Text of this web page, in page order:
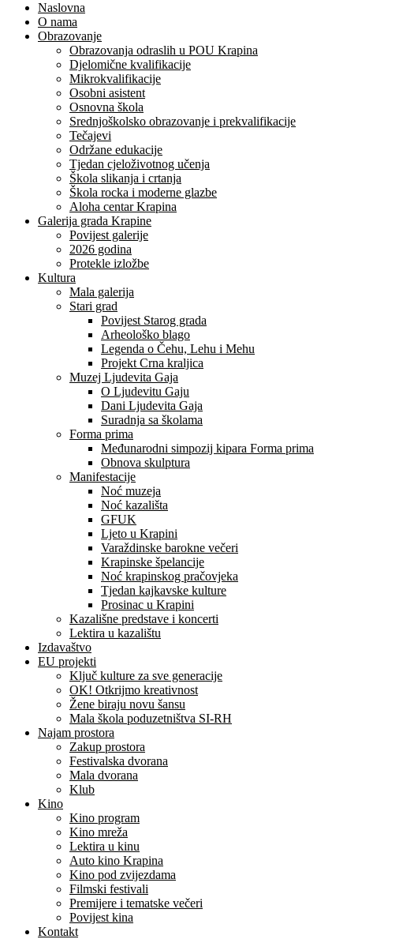
Naslovna
O nama
Obrazovanje
Obrazovanja odraslih u POU Krapina
Djelomične kvalifikacije
Mikrokvalifikacije
Osobni asistent
Osnovna škola
Srednjoškolsko obrazovanje i prekvalifikacije
Tečajevi
Održane edukacije
Tjedan cjeloživotnog učenja
Škola slikanja i crtanja
Škola rocka i moderne glazbe
Aloha centar Krapina
Galerija grada Krapine
Povijest galerije
2026 godina
Protekle izložbe
Kultura
Mala galerija
Stari grad
Povijest Starog grada
Arheološko blago
Legenda o Čehu, Lehu i Mehu
Projekt Crna kraljica
Muzej Ljudevita Gaja
O Ljudevitu Gaju
Dani Ljudevita Gaja
Suradnja sa školama
Forma prima
Međunarodni simpozij kipara Forma prima
Obnova skulptura
Manifestacije
Noć muzeja
Noć kazališta
GFUK
Ljeto u Krapini
Varaždinske barokne večeri
Krapinske špelancije
Noć krapinskog pračovjeka
Tjedan kajkavske kulture
Prosinac u Krapini
Kazališne predstave i koncerti
Lektira u kazalištu
Izdavaštvo
EU projekti
Ključ kulture za sve generacije
OK! Otkrijmo kreativnost
Žene biraju novu šansu
Mala škola poduzetništva SI-RH
Najam prostora
Zakup prostora
Festivalska dvorana
Mala dvorana
Klub
Kino
Kino program
Kino mreža
Lektira u kinu
Auto kino Krapina
Kino pod zvijezdama
Filmski festivali
Premijere i tematske večeri
Povijest kina
Kontakt